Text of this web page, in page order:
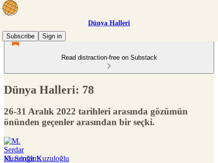
Dünya Halleri
Subscribe
Sign in
Read distraction-free on Substack
Dünya Halleri: 78
26-31 Aralık 2022 tarihleri arasında gözümün
önünden geçenler arasından bir seçki.
M. Serdar Kuzuloğlu